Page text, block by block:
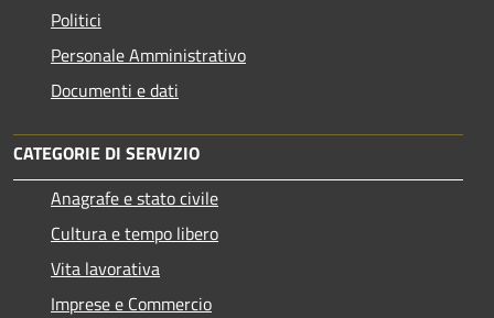
Politici
Personale Amministrativo
Documenti e dati
CATEGORIE DI SERVIZIO
Anagrafe e stato civile
Cultura e tempo libero
Vita lavorativa
Imprese e Commercio